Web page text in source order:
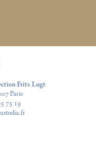
Frits Lugt
Paris
75 19